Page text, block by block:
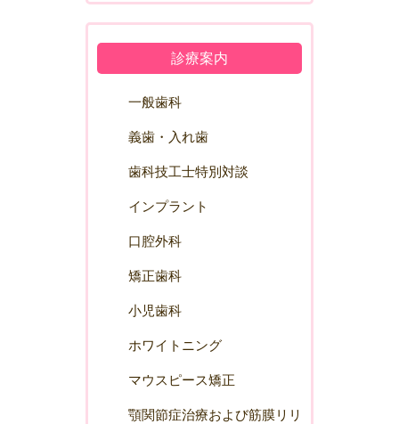
診療案内
一般歯科
義歯・入れ歯
歯科技工士特別対談
インプラント
口腔外科
矯正歯科
小児歯科
ホワイトニング
マウスピース矯正
顎関節症治療および筋膜リリ